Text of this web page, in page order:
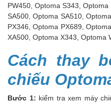
PW450, Optoma S343,
SA500, Optoma SA510,
PX346, Optoma PX689,
XA500, Optoma X343, Optoma
Cách thay
chiếu
Bước 1: kiểm tra xem máy